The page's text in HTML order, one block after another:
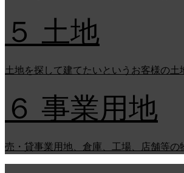
５ 土地
土地を探して建てたいというお客様の土
６ 事業用地
売・貸事業用地、倉庫、工場、店舗等の